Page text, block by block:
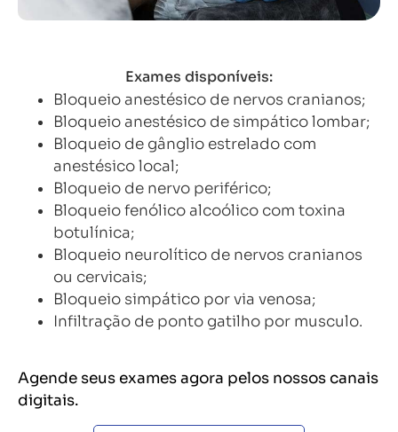
Exames disponíveis:
Bloqueio anestésico de nervos cranianos;
Bloqueio anestésico de simpático lombar;
Bloqueio de gânglio estrelado com
anestésico local;
Bloqueio de nervo periférico;
Bloqueio fenólico alcoólico com toxina
botulínica;
Bloqueio neurolítico de nervos cranianos
ou cervicais;
Bloqueio simpático por via venosa;
Infiltração de ponto gatilho por musculo.
Agende seus exames agora pelos nossos canais
digitais.